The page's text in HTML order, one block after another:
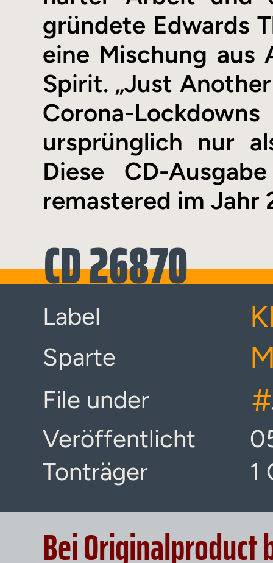
gründete Edwards
eine Mischung aus
Spirit. „Just
Corona-
ursprünglich nur
Diese CD-
remastered im Jahr
CD 26870
Label
Sparte
File under #
Veröffentlicht
Tonträger
1
Bei Originalproduct